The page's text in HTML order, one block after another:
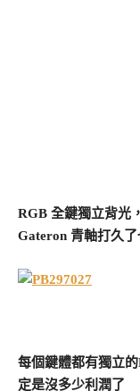
RGB 全鍵獨立背光
Gateron 青軸打久
每個鍵體都有獨立
定是沒多少利潤了